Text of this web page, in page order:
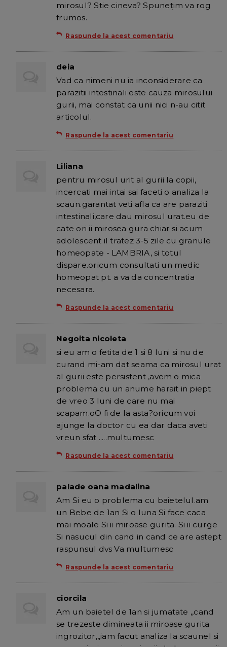
mirosul? Stie cineva? Spunețim va rog
frumos.
Raspunde la acest comentariu
deia
Vad ca nimeni nu ia inconsiderare ca
parazitii intestinali este cauza mirosului
gurii, mai constat ca unii nici n-au citit
articolul.
Raspunde la acest comentariu
Liliana
pentru mirosul urit al gurii la copii,
incercati mai intai sai faceti o analiza la
scaun.garantat veti afla ca are paraziti
intestinali,care dau mirosul urat.eu de
cate ori ii mirosea gura chiar si acum
adolescent il tratez 3-5 zile cu granule
homeopate - LAMBRIA, si totul
dispare.oricum consultati un medic
homeopat pt. a va da concentratia
necesara.
Raspunde la acest comentariu
Negoita nicoleta
si eu am o fetita de 1 si 8 luni si nu de
curand mi-am dat seama ca mirosul urat
al gurii este persistent ,avem o mica
problema cu un anume harait in piept
de vreo 3 luni de care nu mai
scapam.oO fi de la asta?oricum voi
ajunge la doctor cu ea dar daca aveti
vreun sfat .....multumesc
Raspunde la acest comentariu
palade oana madalina
Am Si eu o problema cu baietelul.am
un Bebe de 1an Si o luna Si face caca
mai moale Si ii miroase gurita. Si ii curge
Si nasucul din cand in cand ce are astept
raspunsul dvs Va multumesc
Raspunde la acest comentariu
ciorcila
Am un baietel de 1an si jumatate ,,cand
se trezeste dimineata ii miroase gurita
ingrozitor,,,iam facut analiza la scaunel si